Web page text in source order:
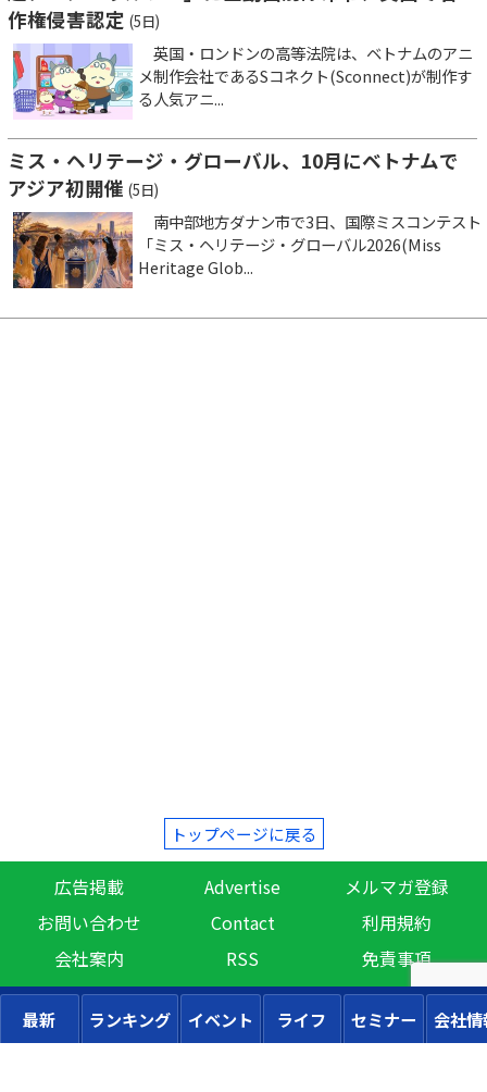
作権侵害認定 (5日)
英国・ロンドンの高等法院は、ベトナムのアニ
メ制作会社であるSコネクト(Sconnect)が制作す
る人気アニ...
ミス・ヘリテージ・グローバル、10月にベトナムで
アジア初開催 (5日)
南中部地方ダナン市で3日、国際ミスコンテスト
「ミス・ヘリテージ・グローバル2026(Miss
Heritage Glob...
トップページに戻る
広告掲載 Advertise
メルマガ登録
お問い合わせ
Contact
利用規約
会社案内
RSS 免責事項
最新 ランキング イベント ライフ セミナー 会社